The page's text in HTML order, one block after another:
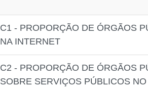
C1 - PROPORÇÃO DE ÓRGÃOS
NA INTERNET
C2 - PROPORÇÃO DE ÓRGÃOS
SOBRE SERVIÇOS PÚBLICOS